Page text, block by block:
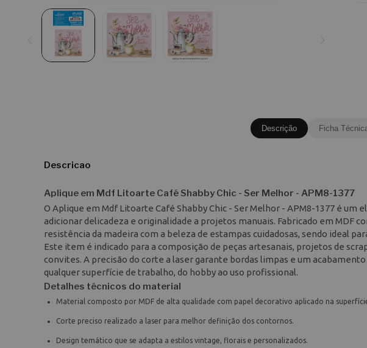
Descrição Ficha
Descricao
Aplique em Mdf Litoarte Café Shabby Chic - Ser Melhor - APM8-1377
O Aplique em Mdf Litoarte Café Shabby Chic - Ser Melhor - APM8-1377 é
adicionar delicadeza e originalidade a projetos manuais. Fabricado em MDF
resistência da madeira com a beleza de estampas cuidadosas, sendo ideal
Este item é indicado para a composição de peças artesanais, projetos de
convites. A precisão do corte a laser garante bordas limpas e um
qualquer superfície de trabalho, do hobby ao uso profissional.
Detalhes técnicos do material
Material composto por MDF de alta qualidade com papel decorativo aplicado na
Corte preciso realizado a laser para melhor definição dos contornos.
Design temático que se adapta a estilos vintage, florais e personalizados.